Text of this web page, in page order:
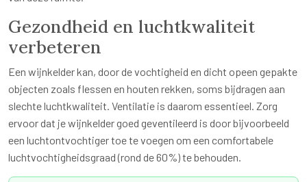
Gezondheid en luchtkwaliteit
verbeteren
Een wijnkelder kan, door de vochtigheid en dicht opeen gepakte
objecten zoals flessen en houten rekken, soms bijdragen aan
slechte luchtkwaliteit. Ventilatie is daarom essentieel. Zorg
ervoor dat je wijnkelder goed geventileerd is door bijvoorbeeld
een luchtontvochtiger toe te voegen om een comfortabele
luchtvochtigheidsgraad (rond de 60%) te behouden.